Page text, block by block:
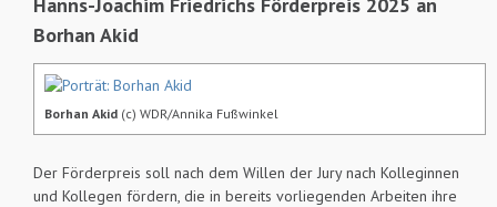
Borhan Akid
Borhan Akid(c) WDR/Annika Fußwinkel
Der Förderpreis soll nach dem Willen der Jury nach Kolleginnen
und Kollegen fördern, die in bereits vorliegenden Arbeiten ihre